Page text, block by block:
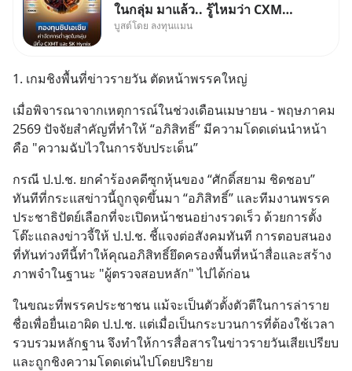
ในกลุ่ม มาแล้ว.. รู้ไหมว่า CXMT
อยู่ดี ๆ ขึ้นมาเป็นบริษัทอันดับ 1 ใน
ในไต้หวันมานานแล้ว
บูสต์โดย ลงทุนแมน
1. เกมชิงพื้นที่ข่าวรายวัน ตัดหน้าพรรคใหญ่
เมื่อพิจารณาจากเหตุการณ์ในช่วงเดือนเมษายน - พฤษภาคม
2569 ปัจจัยสำคัญที่ทำให้ “อภิสิทธิ์” มีความโดดเด่นนำหน้า
คือ "ความฉับไวในการจับประเด็น”
กรณี ป.ป.ช. ยกคำร้องคดีซุกหุ้นของ “ศักดิ์สยาม ชิดชอบ”
ทันทีที่กระแสข่าวนี้ถูกจุดขึ้นมา “อภิสิทธิ์” และทีมงานพรรค
ประชาธิปัตย์เลือกที่จะเปิดหน้าชนอย่างรวดเร็ว ด้วยการตั้ง
โต๊ะแถลงข่าวจี้ให้ ป.ป.ช. ชี้แจงต่อสังคมทันที การตอบสนอง
ที่ทันท่วงทีนี้ทำให้คุณอภิสิทธิ์ยึดครองพื้นที่หน้าสื่อและสร้าง
ภาพจำในฐานะ "ผู้ตรวจสอบหลัก" ไปได้ก่อน
ในขณะที่พรรคประชาชน แม้จะเป็นตัวตั้งตัวตีในการล่าราย
ชื่อเพื่อยื่นเอาผิด ป.ป.ช. แต่เมื่อเป็นกระบวนการที่ต้องใช้เวลา
รวบรวมหลักฐาน จึงทำให้การสื่อสารในข่าวรายวันเสียเปรียบ
และถูกชิงความโดดเด่นไปโดยปริยาย